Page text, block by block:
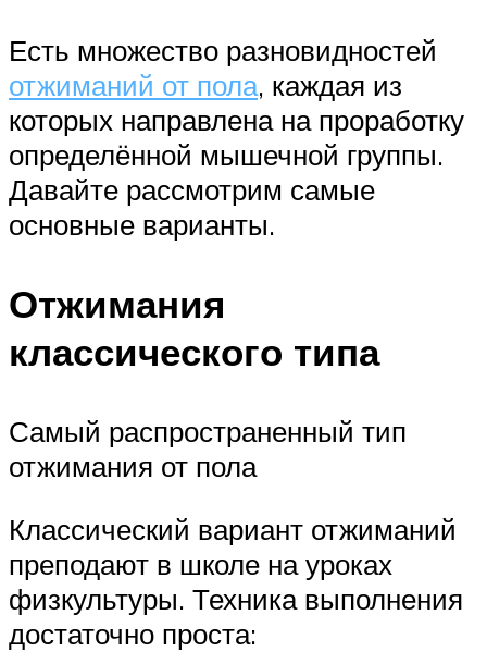
Есть множество разновидностей
отжиманий от пола, каждая из
которых направлена на проработку
определённой мышечной группы.
Давайте рассмотрим самые
основные варианты.
Отжимания
классического типа
Самый распространенный тип
отжимания от пола
Классический вариант отжиманий
преподают в школе на уроках
физкультуры. Техника выполнения
достаточно проста: